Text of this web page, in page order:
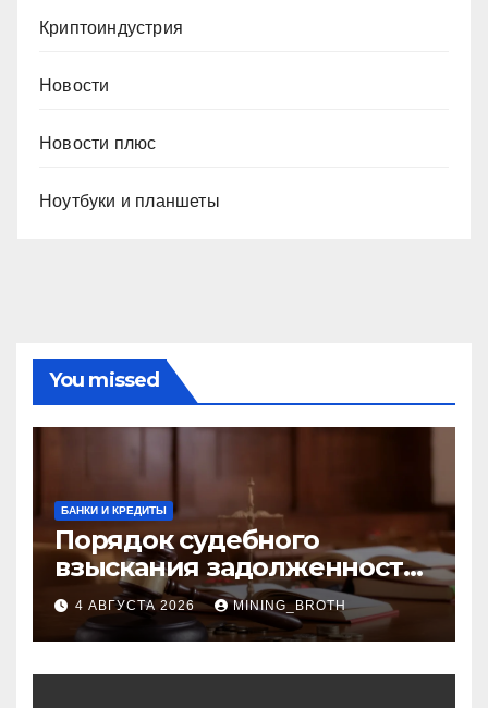
Криптоиндустрия
Новости
Новости плюс
Ноутбуки и планшеты
You missed
БАНКИ И КРЕДИТЫ
Порядок судебного
взыскания задолженности:
ключевые стадии и
нюансы
4 АВГУСТА 2026 MINING_BROTH